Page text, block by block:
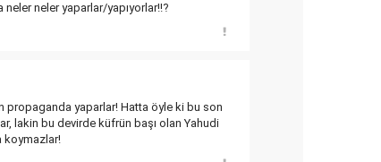
neler neler yaparlar/yapıyorlar!!?
propaganda yaparlar! Hatta öyle ki bu son
lakin bu devirde küfrün başı olan Yahudi
koymazlar!